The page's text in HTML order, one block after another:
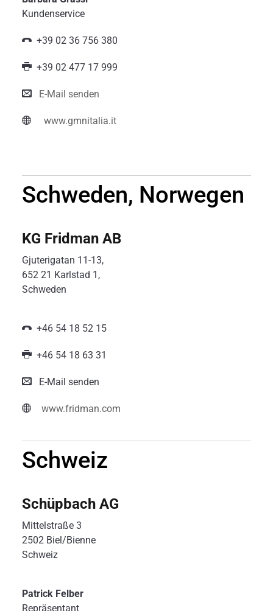
Kundenservice
+39 02 36 756 380
+39 02 477 17 999
E-Mail senden
www.gmnitalia.it
Schweden, Norwegen
KG Fridman AB
Gjuterigatan 11-13,
652 21 Karlstad 1,
Schweden
+46 54 18 52 15
+46 54 18 63 31
E-Mail senden
www.fridman.com
Schweiz
Schüpbach AG
Mittelstraße 3
2502 Biel/Bienne
Schweiz
Patrick Felber
Repräsentant